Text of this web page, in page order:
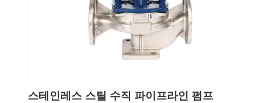
스테인레스 스틸 수직 파이프라인 펌프